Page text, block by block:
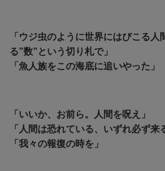
「ウジ虫のように世界にはびこる
る”数”という切り札で」
「魚人族をこの海底に追いやった」
「いいか、お前ら。人間を呪え」
「人間は恐れている、いずれ必ず来
「我々の報復の時を」